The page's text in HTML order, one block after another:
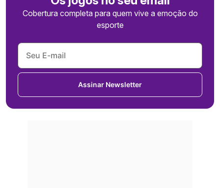
Cobertura completa para quem vive a emoção do
esporte
Assinar Newsletter